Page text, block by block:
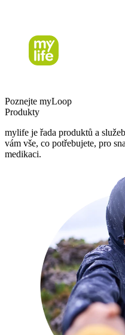
Poznejte myLoop
Produkty
mylife je řada produktů a
vám vše, co potřebujete, pro
medikaci.